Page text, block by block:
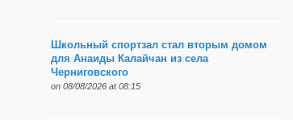
Школьный спортзал стал вторым домом
для Анаиды Калайчан из села
Черниговского
on 08/08/2026 at 08:15